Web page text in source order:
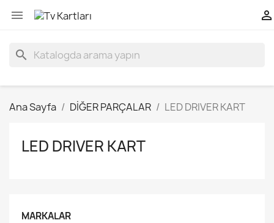
 
search
Ana Sayfa DİĞER PARÇALAR LED DRIVER KART
LED DRIVER KART
MARKALAR